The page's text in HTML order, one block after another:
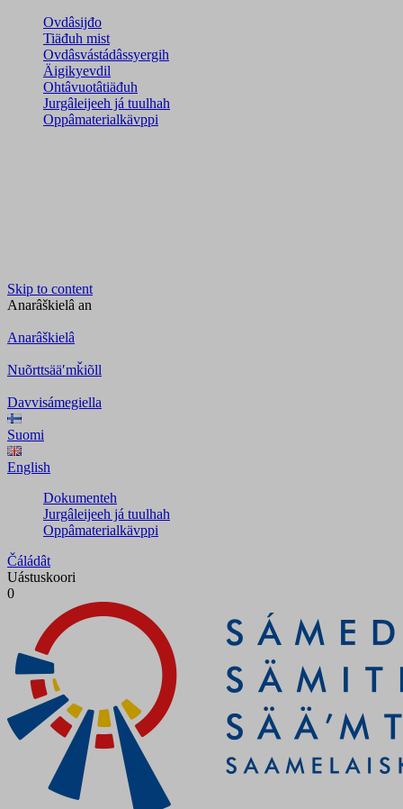
Ovdâsijđo
Tiäđuh mist
Ovdâsvástádâssyergih
Äigikyevdil
Ohtâvuotâtiäđuh
Jurgâleijeeh já tuulhah
Oppâmaterialkävppi
Skip to content
Anarâškielâ an
Anarâškielâ
Nuõrttsääʹmǩiõll
Davvisámegiella
Suomi
English
Dokumenteh
Jurgâleijeeh já tuulhah
Oppâmaterialkävppi
Čáládât
Uástuskoori
0